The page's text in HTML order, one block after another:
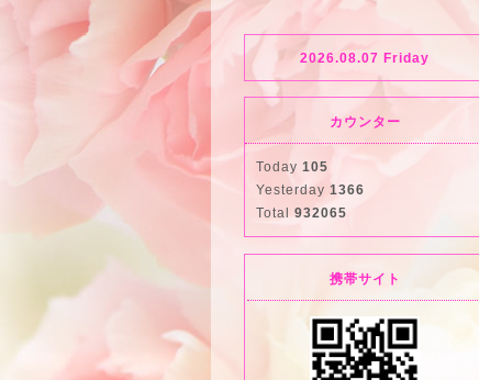
2026.08.07 Friday
カウンター
Today 105
Yesterday 1366
Total 932065
携帯サイト